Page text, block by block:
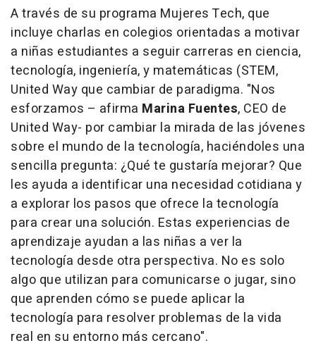
A través de su programa Mujeres Tech, que
incluye charlas en colegios orientadas a motivar
a niñas estudiantes a seguir carreras en ciencia,
tecnología, ingeniería, y matemáticas (STEM,
United Way que cambiar de paradigma. "Nos
esforzamos – afirma Marina Fuentes, CEO de
United Way- por cambiar la mirada de las jóvenes
sobre el mundo de la tecnología, haciéndoles una
sencilla pregunta: ¿Qué te gustaría mejorar? Que
les ayuda a identificar una necesidad cotidiana y
a explorar los pasos que ofrece la tecnología
para crear una solución. Estas experiencias de
aprendizaje ayudan a las niñas a ver la
tecnología desde otra perspectiva. No es solo
algo que utilizan para comunicarse o jugar, sino
que aprenden cómo se puede aplicar la
tecnología para resolver problemas de la vida
real en su entorno más cercano".